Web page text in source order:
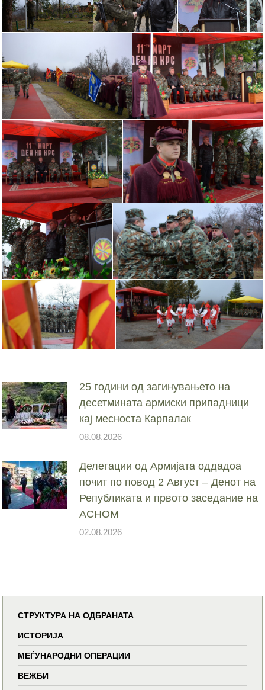
25 години од загинувањето на
десетмината армиски припадници
кај месноста Карпалак
08.08.2026
Делегации од Армијата оддадоа
почит по повод 2 Август – Денот на
Републиката и првото заседание на
АСНОМ
02.08.2026
СТРУКТУРА НА ОДБРАНАТА
ИСТОРИЈА
МЕЃУНАРОДНИ ОПЕРАЦИИ
ВЕЖБИ